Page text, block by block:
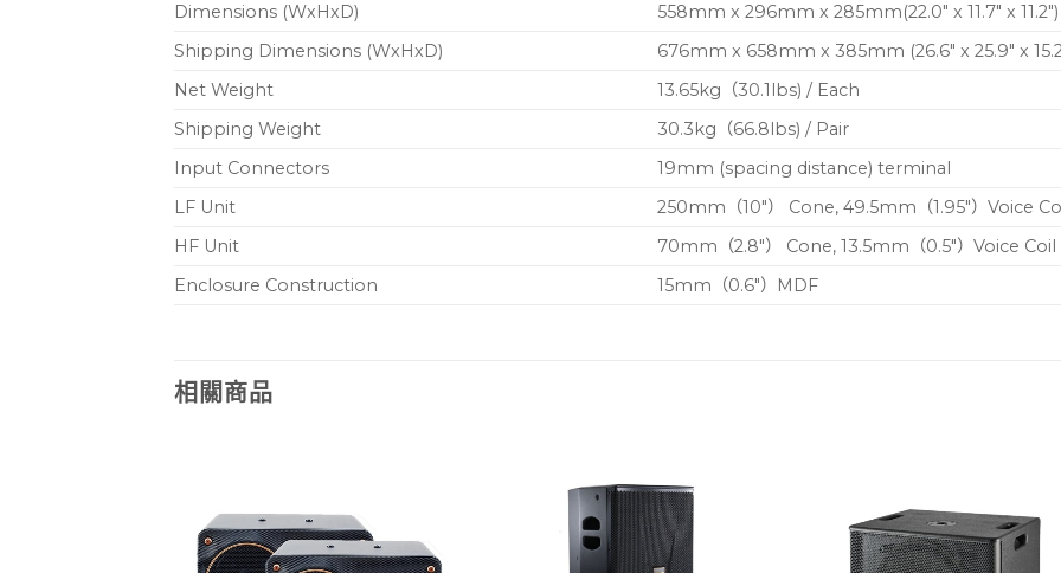
Dimensions (WxHxD)
558mm x 296mm x 285mm(22.0″ x 11.7″ x 11.2″)
Shipping Dimensions (WxHxD)
676mm x 658mm x 385mm (26.6″ x 25.9″ x
Net Weight
13.65kg（30.1lbs) / Each
Shipping Weight
30.3kg（66.8lbs) / Pair
Input Connectors
19mm (spacing distance) terminal
LF Unit
250mm（10″） Cone, 49.5mm（1.95″）Voice
HF Unit
70mm（2.8″） Cone, 13.5mm（0.5″）Voice Coil
Enclosure Construction
15mm（0.6″）MDF
相關商品